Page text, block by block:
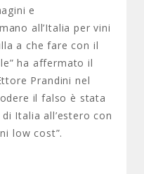
e
all’Italia per vini
a che fare con il
ha affermato il
Prandini nel
il falso è stata
Italia all’estero con
low cost”.